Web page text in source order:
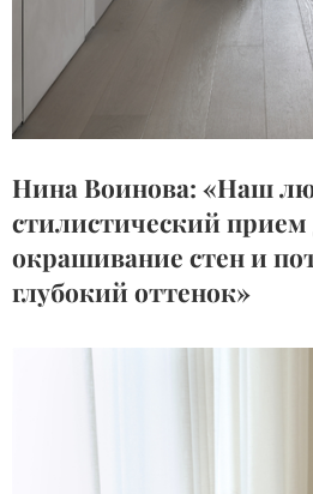
Нина Воинова: «Наш
стилистический
окрашивание стен и
глубокий оттенок»